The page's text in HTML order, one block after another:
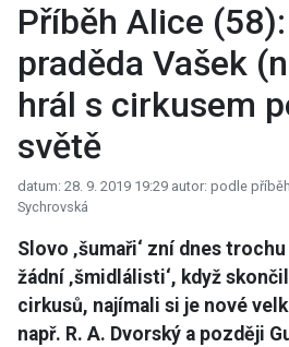
Příběh Alice
praděda Vašek
hrál s cirkusem
světě
datum: 28. 9. 2019 19:29 autor: podle
Sychrovská
Slovo ‚šumaři‘ zní dnes
žádní ‚šmidlálisti‘, když
cirkusů, najímali si je nové
např. R. A. Dvorský a později